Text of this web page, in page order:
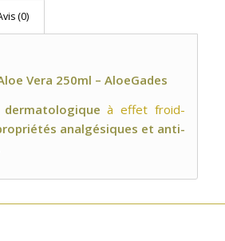
(0)
Vera 250ml – AloeGades
à effet froid-
analgésiques et anti-